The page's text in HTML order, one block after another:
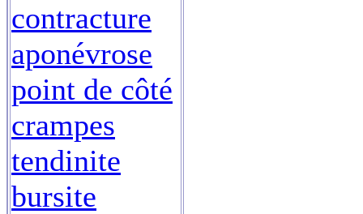
contracture
aponévrose
point de côté
crampes
tendinite
bursite